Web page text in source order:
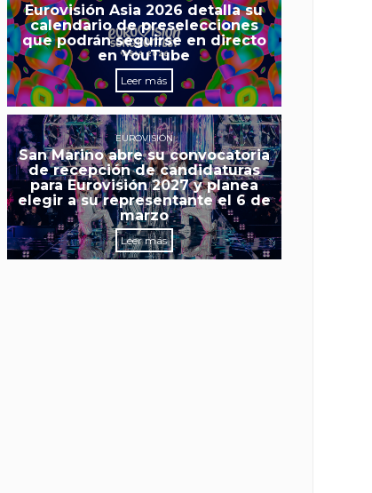
Eurovisión Asia 2026 detalla su
calendario de preselecciones
que podrán seguirse en directo
en YouTube
Leer más
EUROVISIÓN
San Marino abre su convocatoria
de recepción de candidaturas
para Eurovisión 2027 y planea
elegir a su representante el 6 de
marzo
Leer más